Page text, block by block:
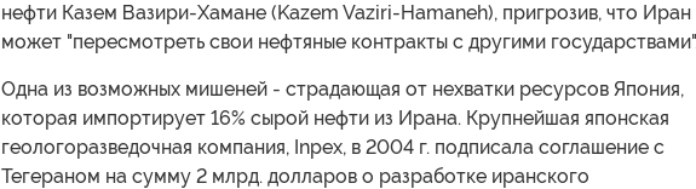
нефти Казем Вазири-Хамане (Kazem Vaziri-Hamaneh), пригрозив, что Иран
может "пересмотреть свои нефтяные контракты с другими
Одна из возможных мишеней - страдающая от нехватки ресурсов Япония,
которая импортирует 16% сырой нефти из Ирана. Крупнейшая японская
геологоразведочная компания, Inpex, в 2004 г. подписала соглашение с
Тегераном на сумму 2 млрд. долларов о разработке иранского